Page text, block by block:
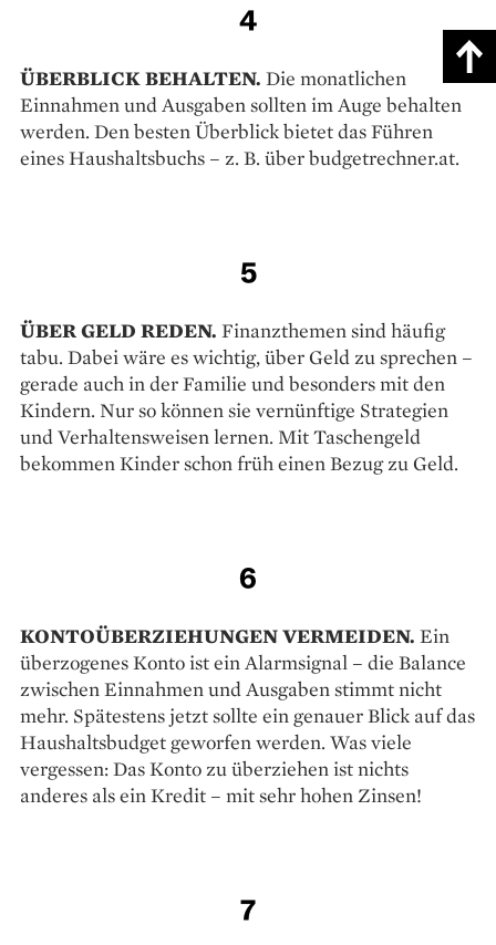
4
ÜBERBLICK BEHALTEN. Die monatlichen
Einnahmen und Ausgaben sollten im Auge behalten
werden. Den besten Überblick bietet das Führen
eines Haushaltsbuchs – z. B. über budgetrechner.at.
5
ÜBER GELD REDEN. Finanzthemen sind häufig
tabu. Dabei wäre es wichtig, über Geld zu sprechen –
gerade auch in der Familie und besonders mit den
Kindern. Nur so können sie vernünftige ­Strategien
und Verhaltensweisen lernen. Mit Taschengeld
bekommen Kinder schon früh einen Bezug zu Geld.
6
KONTOÜBERZIEHUNGEN VERMEIDEN. Ein
überzogenes Konto ist ein Alarmsignal – die Balance
zwischen Einnahmen und Ausgaben stimmt nicht
mehr. Spätestens jetzt sollte ein genauer Blick auf das
Haushaltsbudget geworfen werden. Was viele
vergessen: Das Konto zu überziehen ist nichts
anderes als ein Kredit – mit sehr hohen Zinsen!
7